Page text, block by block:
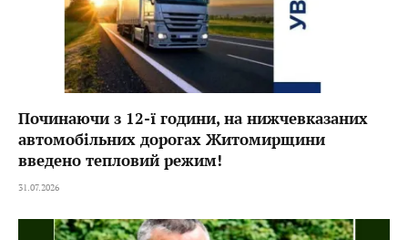
Починаючи з 12-ї години, на нижчевказаних
автомобільних дорогах Житомирщини
введено тепловий режим!
31.07.2026